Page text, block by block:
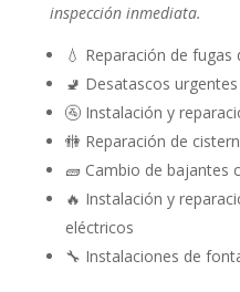
inspección inmediata.
💧 Reparación de fugas
🚽 Desatascos
🚰 Instalación y
🚻 Reparación de
🧱 Cambio de bajantes
🔥 Instalación y
eléctricos
🔧 Instalaciones de